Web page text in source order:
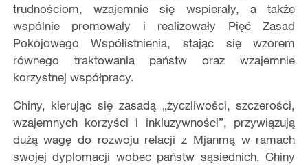
trudnościom, wzajemnie się wspierały, a także
wspólnie promowały i realizowały Pięć Zasad
Pokojowego Współistnienia, stając się wzorem
równego traktowania państw oraz wzajemnie
korzystnej współpracy.
Chiny, kierując się zasadą „życzliwości, szczerości,
wzajemnych korzyści i inkluzywności”, przywiązują
dużą wagę do rozwoju relacji z Mjanmą w ramach
swojej dyplomacji wobec państw sąsiednich. Chiny